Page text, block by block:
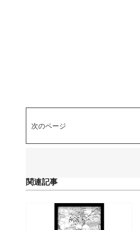
次のページ
関連記事